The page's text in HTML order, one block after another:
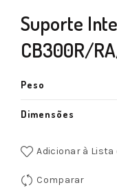
Suporte
CB300R/
Peso
Dimensões
Adicionar à Lista
Comparar